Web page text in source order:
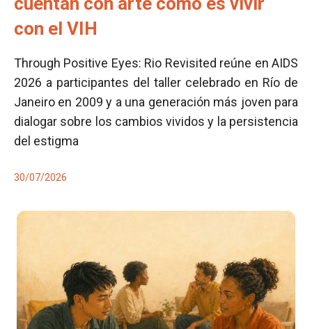
con el VIH
Through Positive Eyes: Rio Revisited reúne en AIDS
2026 a participantes del taller celebrado en Río de
Janeiro en 2009 y a una generación más joven para
dialogar sobre los cambios vividos y la persistencia
del estigma
30/07/2026